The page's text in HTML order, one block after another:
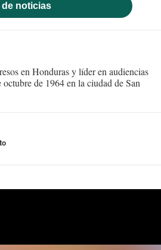
de noticias
en Honduras y líder en audiencias
de 1964 en la ciudad de San